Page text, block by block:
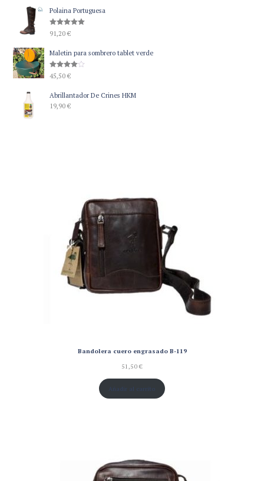
Polaina Portuguesa
Valorado
con5.00
91,20€
Maletin para sombrero tablet verde
Valorado
con4.00
45,50€
Abrillantador De Crines HKM
19,90€
Bandolera cuero engrasado B-119
51,50€
Añadir al carrito